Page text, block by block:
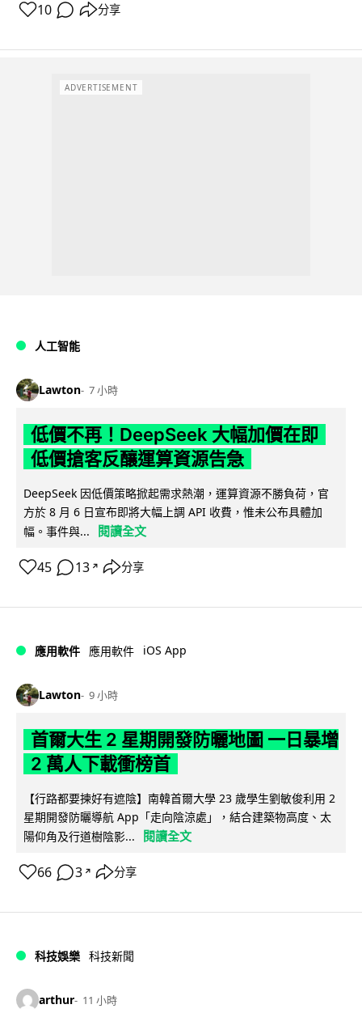
10 分享
ADVERTISEMENT
人工智能
Lawton 7 小時
低價不再！DeepSeek 大幅加價在即
低價搶客反釀運算資源告急
DeepSeek 因低價策略掀起需求熱潮，運算資源不勝負荷，官
方於 8 月 6 日宣布即將大幅上調 API 收費，惟未公布具體加
幅。事件與...
閱讀全文
45 13 ↗ 分享
應用軟件 應用軟件 iOS App
Lawton 9 小時
首爾大生 2 星期開發防曬地圖 一日暴增
2 萬人下載衝榜首
【行路都要揀好有遮陰】南韓首爾大學 23 歲學生劉敏俊利用 2
星期開發防曬導航 App「走向陰涼處」，結合建築物高度、太
陽仰角及行道樹陰影...
閱讀全文
66 3 ↗ 分享
科技娛樂 科技新聞
arthur 11 小時